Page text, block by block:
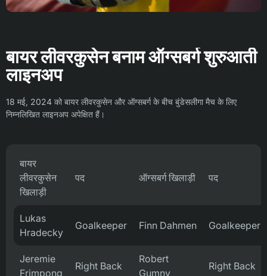
बायर लीवरकुसेन बनाम ऑग्सबर्ग शुरुआती
लाइनअप
18 मई, 2024 को बायर लीवरकुसेन और ऑग्सबर्ग के बीच बुंडेसलीगा मैच के लिए
निम्नलिखित लाइनअप अपेक्षित हैं।
बायर
लीवरकुसेन
खिलाड़ी
पद ऑग्सबर्ग खिलाड़ी पद
Lukas
Hradecky
Goalkeeper Finn Dahmen Goalkeeper
Jeremie
Frimpong
Right Back
Robert
Gumny
Right Back